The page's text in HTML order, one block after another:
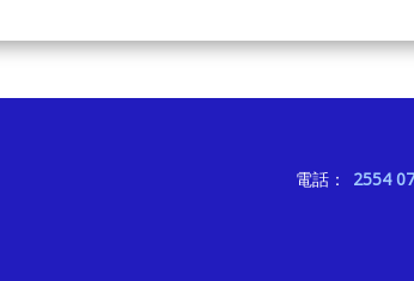
電話：
2554